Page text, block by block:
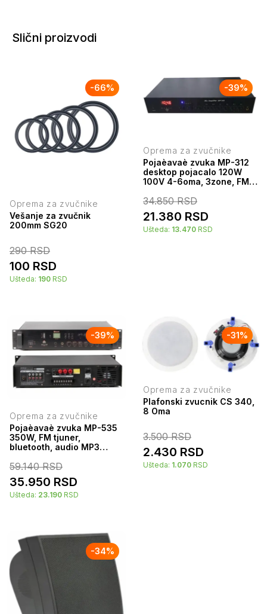
Slični proizvodi
-66%
Oprema za zvučnike
Vešanje za zvučnik
200mm SG20
290RSD
100 RSD
Ušteda: 190 RSD
-39%
Oprema za zvučnike
Pojaèavaè zvuka MP-312
desktop pojacalo 120W
100V 4-6oma, 3zone, FM,
34.850RSD
21.380 RSD
Ušteda: 13.470 RSD
-39%
Oprema za zvučnike
Pojaèavaè zvuka MP-535
350W, FM tjuner,
bluetooth, audio MP3
59.140RSD
35.950 RSD
Ušteda: 23.190 RSD
-31%
Oprema za zvučnike
Plafonski zvucnik CS 340,
8 Oma
3.500RSD
2.430 RSD
Ušteda: 1.070 RSD
-34%